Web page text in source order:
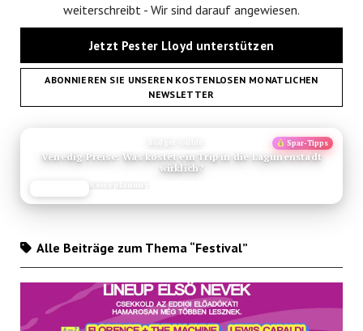
weiterschreibt - Wir sind darauf angewiesen.
Jetzt Pester Lloyd unterstützen
ABONNIEREN SIE UNSEREN KOSTENLOSEN MONATLICHEN
NEWSLETTER
Spar-Tipps
Venedig Preise: Was kostet ein Trip in die Lagunenstadt
wirklich?
Reiseplanung
Alle Beiträge zum Thema “Festival”